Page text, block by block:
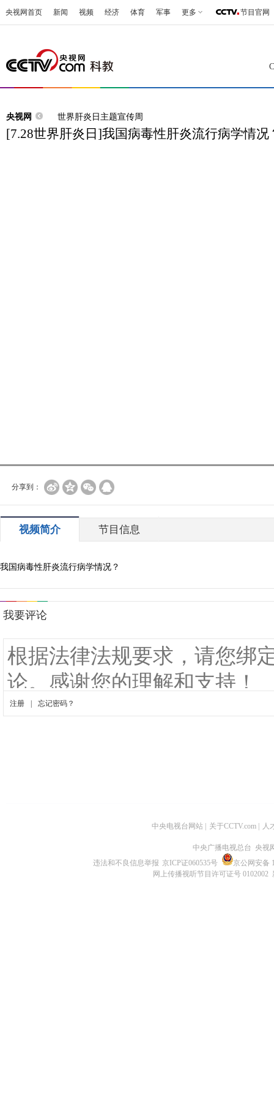
央视网首页 新闻 视频 经济 体育 军事 更多 节目官网
央视网 世界肝炎日主题宣传周
[7.28世界肝炎日]我国病毒性肝炎流行病学情况
分享到：
视频简介 节目信息
我国病毒性肝炎流行病学情况？
中央电视台网站 关于CCTV.com 人
中央广播电视总台 央视
违法和不良信息举报 京ICP证060535号
京公网安备
网上传播视听节目许可证号 0102002